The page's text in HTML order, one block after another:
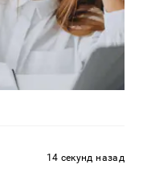
14 секунд назад